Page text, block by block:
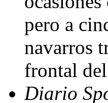
pero a
navarros
frontal
Diario